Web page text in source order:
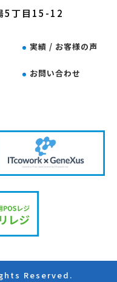
5丁目15-12
実績 / お客様の声
お問い合わせ
Reserved.